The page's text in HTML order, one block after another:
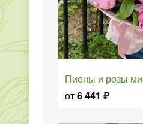
Пионы и розы
от6 441 ₽